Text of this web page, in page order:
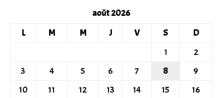
août 2026
L
M M J V S
D
1
2
3
4 5 6 7 8
9
10
11 12 13 14 15
16